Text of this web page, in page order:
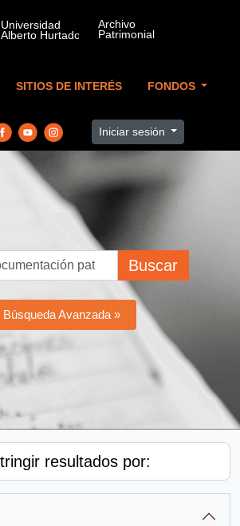
SITIOS DE INTERÉS FONDOS
Iniciar sesión
Buscar
Búsqueda Avanzada »
resultados por: